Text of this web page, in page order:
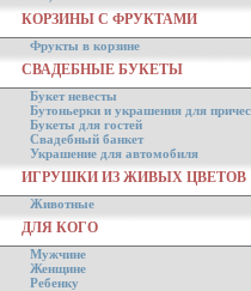
КОРЗИНЫ С ФРУКТАМИ
Фрукты в корзине
СВАДЕБНЫЕ БУКЕТЫ
Букет невесты
Бутоньерки и украшения для
Букеты для гостей
Свадебный банкет
Украшение для автомобиля
ИГРУШКИ ИЗ ЖИВЫХ ЦВЕТОВ
Животные
ДЛЯ КОГО
Мужчине
Женщине
Ребенку